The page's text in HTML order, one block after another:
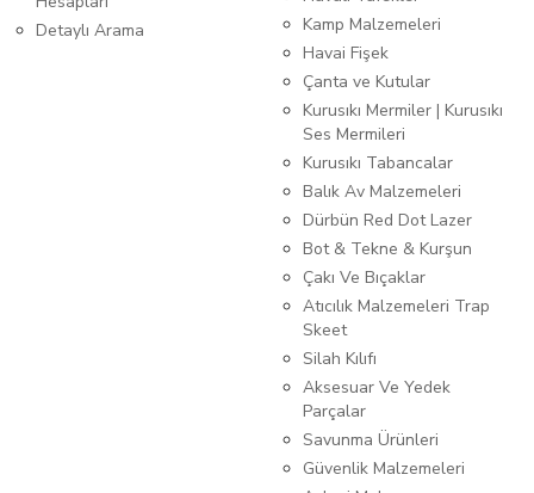
Detaylı Arama
Kamp Malzemeleri
Havai Fişek
Çanta ve Kutular
Kurusıkı Mermiler | Kurusıkı
Ses Mermileri
Kurusıkı Tabancalar
Balık Av Malzemeleri
Dürbün Red Dot Lazer
Bot & Tekne & Kurşun
Çakı Ve Bıçaklar
Atıcılık Malzemeleri Trap
Skeet
Silah Kılıfı
Aksesuar Ve Yedek
Parçalar
Savunma Ürünleri
Güvenlik Malzemeleri